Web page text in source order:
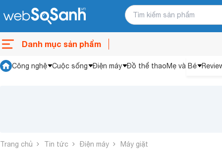
Danh mục sản phẩm
Công nghệ Cuộc sống Điện máy Đồ thể thaoMẹ và Bé
Trang chủ Tin tức Điện máy Máy giặt